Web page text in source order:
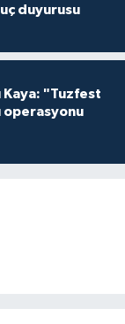
duyurusu
Kaya: "Tuzfest
operasyonu